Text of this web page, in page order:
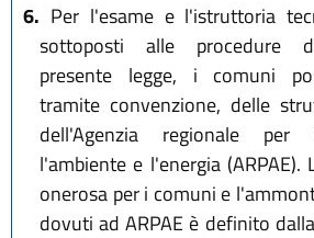
6. Per l'esame e l'istruttoria
sottoposti alle procedure
presente legge, i comuni
tramite convenzione, delle
dell'Agenzia regionale per
l'ambiente e l'energia (ARPAE).
onerosa per i comuni e
dovuti ad ARPAE è definito